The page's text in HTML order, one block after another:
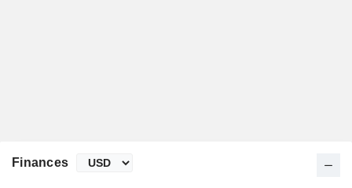
Finances